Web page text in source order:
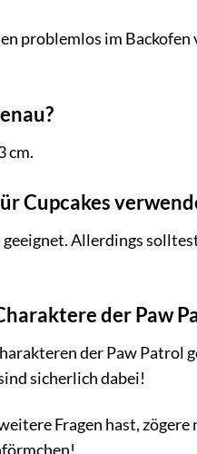
problemlos im
cm.
Cupcakes
Allerdings
der Paw
der Paw Patrol
sicherlich dabei!
Fragen hast,